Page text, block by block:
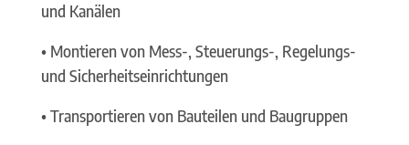
und Kanälen
• Montieren von Mess-, Steuerungs-, Regelungs-
und Sicherheitseinrichtungen
• Transportieren von Bauteilen und Baugruppen